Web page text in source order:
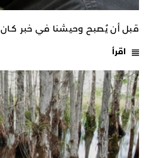
قبل أن يُصبح وحيشنا في خبر كـان
اقرأ